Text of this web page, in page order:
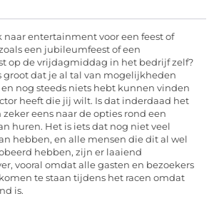
naar entertainment voor een feest of
een jubileumfeest of een
op de vrijdagmiddag in het bedrijf zelf?
groot dat je al tal van mogelijkheden
nog steeds niets hebt kunnen vinden
heeft die jij wilt. Is dat inderdaad het
eens naar de opties rond een
huren. Het is iets dat nog niet veel
hebben, en alle mensen die dit al wel
hebben, zijn er laaiend
vooral omdat alle gasten en bezoekers
te staan tijdens het racen omdat
is.